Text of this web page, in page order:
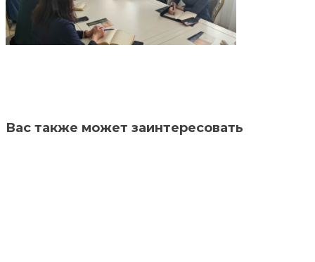
Вас также может заинтересовать